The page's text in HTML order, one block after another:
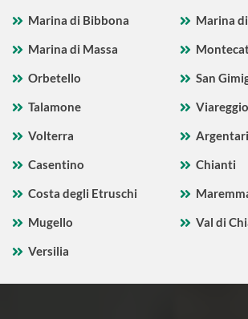
Marina di Bibbona
Marina
Marina di Massa
Orbetello
San
Talamone
Viareggio
Volterra
Casentino
Chianti
Costa degli Etruschi
Mugello
Val di
Versilia